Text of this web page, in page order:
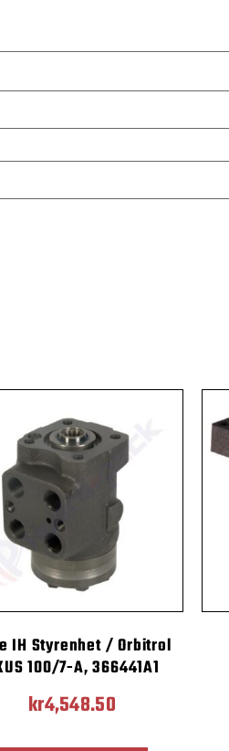
IH Styrenhet / Orbitrol
100/7-A, 366441A1
kr4,548.50